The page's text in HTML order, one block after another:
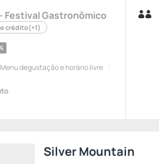
Festival Gastronômico
crédito(+1)
degustação e horário livre
Silver Mountain